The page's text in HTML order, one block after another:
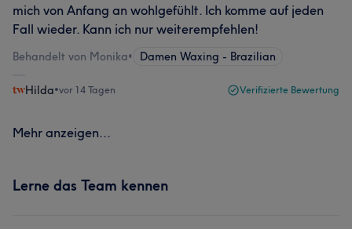
mich von Anfang an wohlgefühlt. Ich komme auf jeden
Fall wieder. Kann ich nur weiterempfehlen!
Behandelt von Monika• Damen Waxing - Brazilian
Hilda•vor 14 Tagen Verifizierte Bewertung
Mehr anzeigen...
Lerne das Team kennen